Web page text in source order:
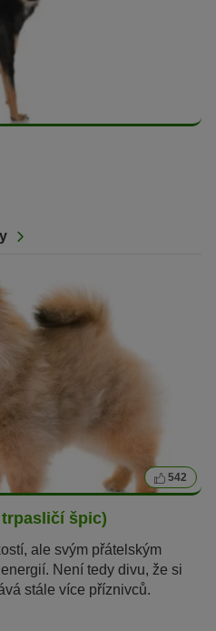
542
špic)
ale svým přátelským
Není tedy divu, že si
stále více příznivců.